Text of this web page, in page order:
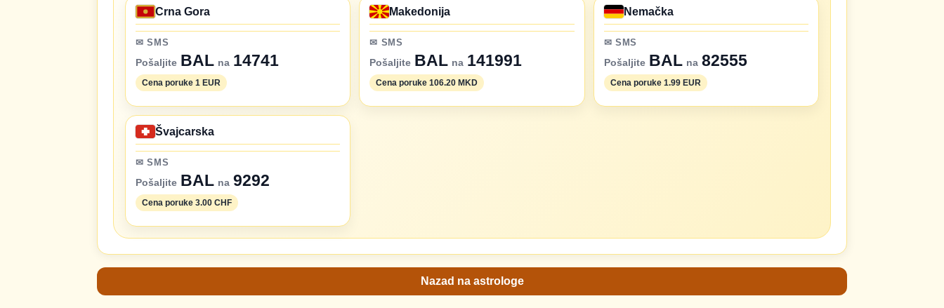
Crna Gora
✉ SMS
Pošaljite BAL na 14741
Cena poruke 1 EUR
Makedonija
✉ SMS
Pošaljite BAL na 141991
Cena poruke 106.20 MKD
Nemačka
✉ SMS
Pošaljite BAL na 82555
Cena poruke 1.99 EUR
Švajcarska
✉ SMS
Pošaljite BAL na 9292
Cena poruke 3.00 CHF
Nazad na astrologe